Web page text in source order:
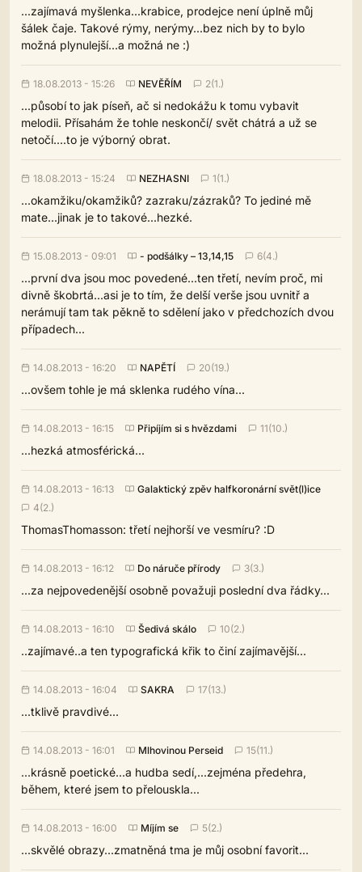
...zajímavá myšlenka...krabice, prodejce není úplně můj
šálek čaje. Takové rýmy, nerýmy...bez nich by to bylo
možná plynulejší...a možná ne :)
18.08.2013 - 15:26 NEVĚŘÍM 2(1.)
...působí to jak píseň, ač si nedokážu k tomu vybavit
melodii. Přísahám že tohle neskončí/ svět chátrá a už se
netočí....to je výborný obrat.
18.08.2013 - 15:24 NEZHASNI 1(1.)
...okamžiku/okamžiků? zazraku/zázraků? To jediné mě
mate...jinak je to takové...hezké.
15.08.2013 - 09:01 - podšálky – 13,14,15 6(4.)
...první dva jsou moc povedené...ten třetí, nevím proč, mi
divně škobrtá...asi je to tím, že delší verše jsou uvnitř a
nerámují tam tak pěkně to sdělení jako v předchozích dvou
případech...
14.08.2013 - 16:20 NAPĚTÍ 20(19.)
...ovšem tohle je má sklenka rudého vína...
14.08.2013 - 16:15 Připíjím si s hvězdami 11(10.)
...hezká atmosférická...
14.08.2013 - 16:13
Galaktický zpěv halfkoronární svět(l)ice
4(2.)
ThomasThomasson: třetí nejhorší ve vesmíru? :D
14.08.2013 - 16:12 Do náruče přírody 3(3.)
...za nejpovedenější osobně považuji poslední dva řádky...
14.08.2013 - 16:10 Šedivá skálo 10(2.)
..zajímavé..a ten typografická křik to činí zajímavější...
14.08.2013 - 16:04 SAKRA 17(13.)
...tklivě pravdivé...
14.08.2013 - 16:01 Mlhovinou Perseid 15(11.)
...krásně poetické...a hudba sedí,...zejména předehra,
během, které jsem to přelouskla...
14.08.2013 - 16:00 Míjím se 5(2.)
...skvělé obrazy...zmatněná tma je můj osobní favorit...